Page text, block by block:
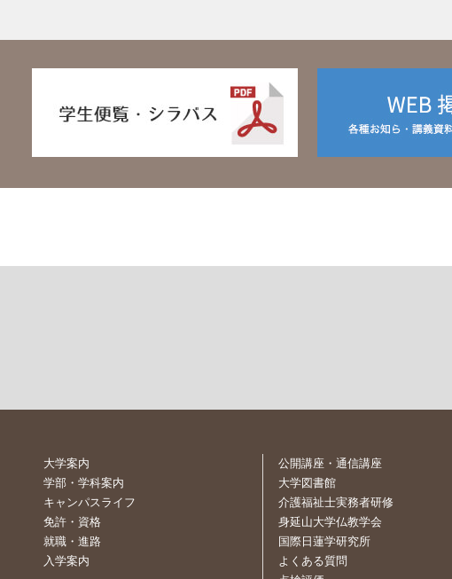
大学案内
学部・学科案内
キャンパスライフ
免許・資格
就職・進路
入学案内
公開講座・通信講座
大学図書館
介護福祉士実務者研修
身延山大学仏教学会
国際日蓮学研究所
よくある質問